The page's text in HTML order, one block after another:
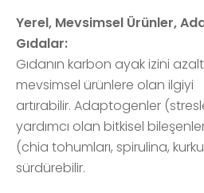
Yerel, Mevsimsel Ürünler,
Gıdalar:
Gıdanın karbon ayak izini
mevsimsel ürünlere olan ilgiyi
artırabilir. Adaptogenler
yardımcı olan bitkisel
(chia tohumları, spirulina,
sürdürebilir.